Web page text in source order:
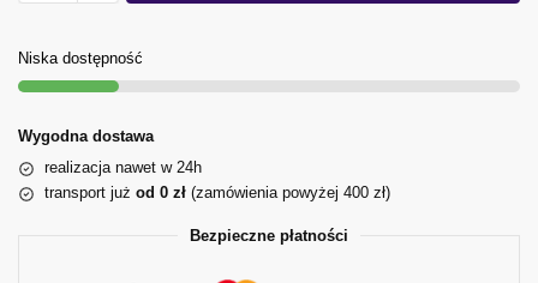
Niska dostępność
Wygodna dostawa
realizacja nawet w 24h
transport już od 0 zł (zamówienia powyżej 400 zł)
Bezpieczne płatności